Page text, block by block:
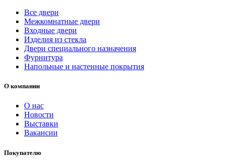
Все двери
Межкомнатные двери
Входные двери
Изделия из стекла
Двери специального назначения
Фурнитура
Напольные и настенные покрытия
О компании
О нас
Новости
Выставки
Вакансии
Покупателю